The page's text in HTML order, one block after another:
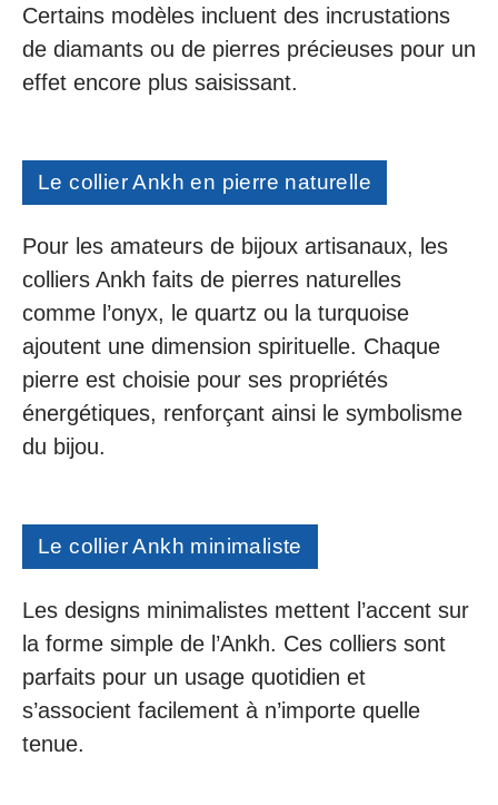
Certains modèles incluent des incrustations
de diamants ou de pierres précieuses pour un
effet encore plus saisissant.
Le collier Ankh en pierre naturelle
Pour les amateurs de bijoux artisanaux, les
colliers Ankh faits de pierres naturelles
comme l’onyx, le quartz ou la turquoise
ajoutent une dimension spirituelle. Chaque
pierre est choisie pour ses propriétés
énergétiques, renforçant ainsi le symbolisme
du bijou.
Le collier Ankh minimaliste
Les designs minimalistes mettent l’accent sur
la forme simple de l’Ankh. Ces colliers sont
parfaits pour un usage quotidien et
s’associent facilement à n’importe quelle
tenue.